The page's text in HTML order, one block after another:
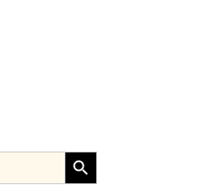
Search Button